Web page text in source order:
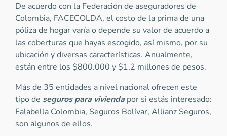
De acuerdo con la Federación de aseguradores de
Colombia, FACECOLDA, el costo de la prima de una
póliza de hogar varía o depende su valor de acuerdo a
las coberturas que hayas escogido, así mismo, por su
ubicación y diversas características. Anualmente,
están entre los $800.000 y $1,2 millones de pesos.
Más de 35 entidades a nivel nacional ofrecen este
tipo de seguros para vivienda por si estás interesado:
Falabella Colombia, Seguros Bolívar, Allianz Seguros,
son algunos de ellos.